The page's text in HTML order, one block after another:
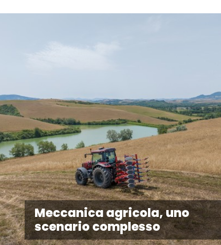
Meccanica agricola, uno
scenario complesso